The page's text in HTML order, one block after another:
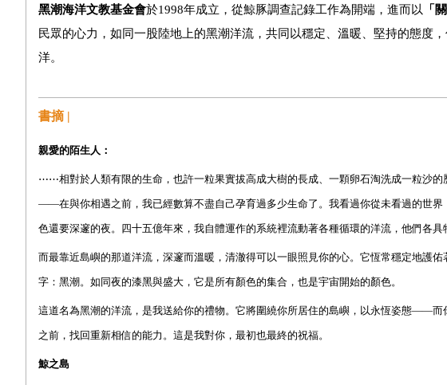
黑潮海洋文教基金會於1998年成立，從鯨豚調查記錄工作為開端，進而以 「
民眾的心力，如同一股陸地上的黑潮洋流，共同以穩定、溫暖、堅持的態度
洋。
書摘 |
親愛的陌生人：
⋯⋯相對於人類有限的生命，也許一粒果實拔高成大樹的長成、一顆卵石淘洗成一粒沙
——在與你相遇之前，我已經數算不盡自己孕育過多少生命了。我看過你從未看過的世
色還要深邃的夜。四十五億年來，我自體運作的系統裡流動著各種循環的洋流，他們各具
而最靠近島嶼的那道洋流，深邃而溫暖，清澈得可以一眼照見你的心。它恆常穩定地護
字：黑潮。如同夜的漆黑與盛大，它是所有顏色的集合，也是宇宙開始的顏色。
這道名為黑潮的洋流，是我送給你的禮物。它將圍繞你所居住的島嶼，以永恆姿態——
之前，找回重新相信的能力。這是我對你，最初也最終的祝福。
鯨之島